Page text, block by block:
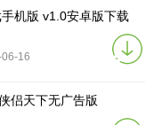
机版 v1.0安卓版下载
16
侣天下无广告版